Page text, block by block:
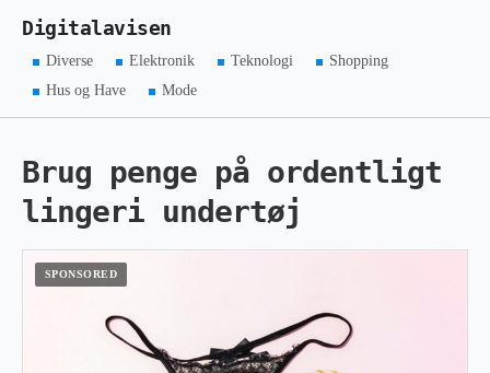
Digitalavisen
Diverse Elektronik Teknologi
Shopping
Hus og Have
Mode
Brug penge på ordentligt
lingeri undertøj